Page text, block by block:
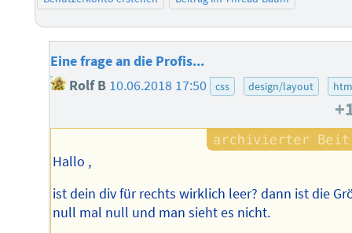
Eine frage an die Profis...
Rolf B 10.06.2018 17:50 css design/layout
Hallo ,
ist dein div für rechts wirklich leer? dann ist die
null mal null und man sieht es nicht.